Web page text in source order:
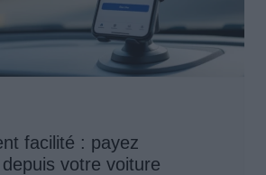
facilité : payez
votre voiture